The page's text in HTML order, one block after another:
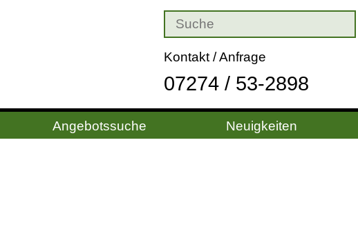
Kontakt / Anfrage
07274 / 53-2898
Angebotssuche Neuigkeiten